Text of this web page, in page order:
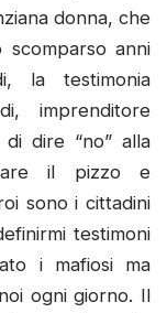
donna, che
scomparso anni
la testimonia
imprenditore
dire “no” alla
il pizzo e
sono i cittadini
testimoni
i mafiosi ma
ogni giorno. Il